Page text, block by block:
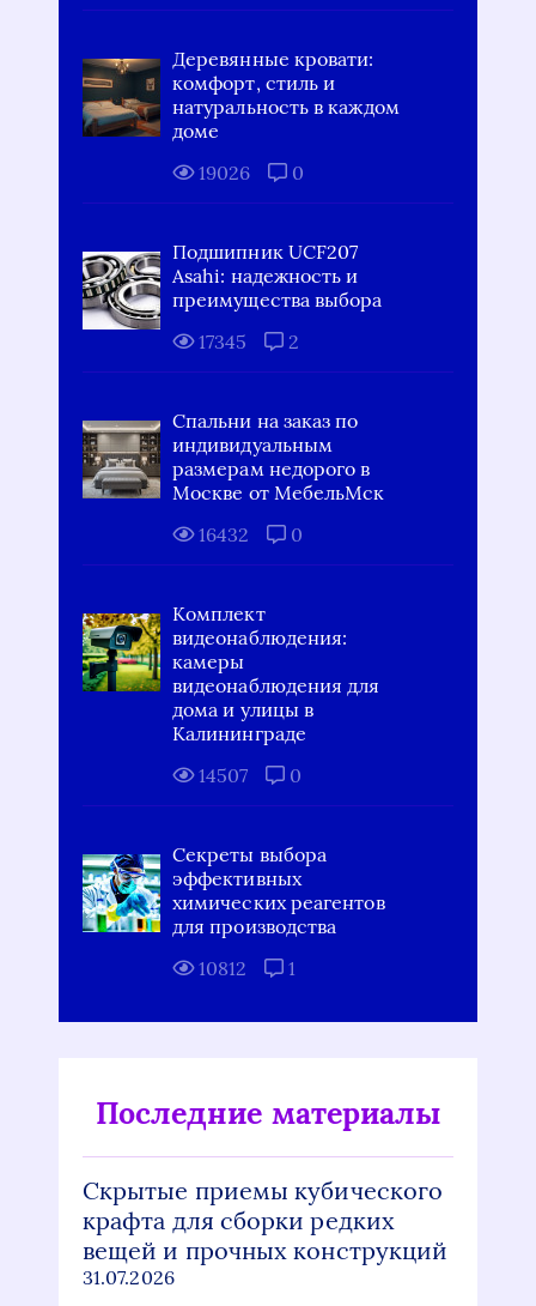
Деревянные кровати:
комфорт, стиль и
натуральность в каждом
доме
19026
0
Подшипник UCF207
Asahi: надежность и
преимущества выбора
17345
2
Спальни на заказ по
индивидуальным
размерам недорого в
Москве от МебельМск
16432
0
Комплект
видеонаблюдения:
камеры
видеонаблюдения для
дома и улицы в
Калининграде
14507
0
Секреты выбора
эффективных
химических реагентов
для производства
10812
1
Последние материалы
Скрытые приемы кубического
крафта для сборки редких
вещей и прочных конструкций
31.07.2026